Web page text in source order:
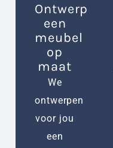
Ontwerp
een
meubel
op
maat
We
ontwerpen
voor jou
een